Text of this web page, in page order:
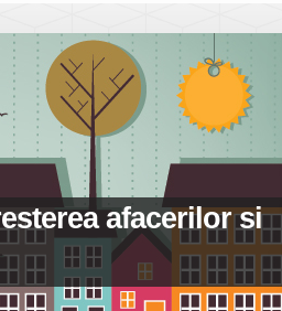
afacerilor si